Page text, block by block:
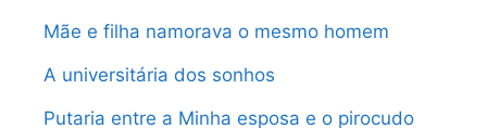
Mãe e filha namorava o mesmo homem
A universitária dos sonhos
Putaria entre a Minha esposa e o pirocudo